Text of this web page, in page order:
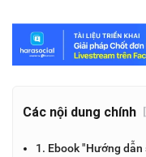
Các nội dung chính [
1. Ebook "Hướng